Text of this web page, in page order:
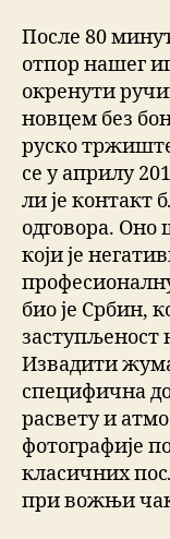
После 80
отпор нашег
окренути
новцем без
руско
се у априлу
ли је контакт
одговора. Оно
који је
био је Србин,
заступљеност
Извадити
специфична
расвету и
фотографије
класичних
при вожњи